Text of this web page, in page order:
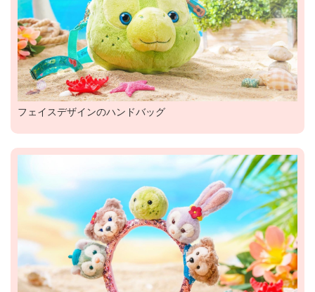
フェイスデザインのハンドバッグ